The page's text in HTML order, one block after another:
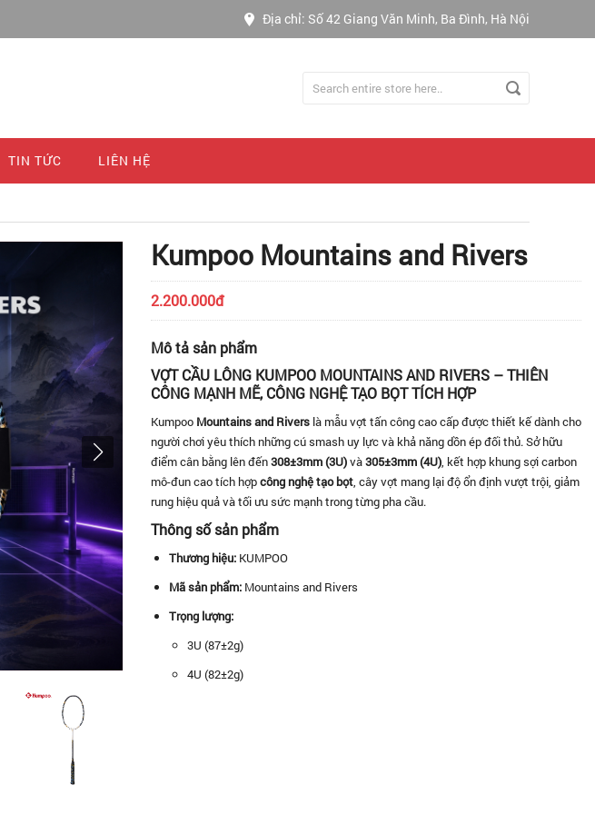
Địa chỉ: Số 42 Giang Văn Minh, Ba Đình, Hà Nội
TIN TỨC LIÊN HỆ
Kumpoo Mountains and Rivers
2.200.000đ
Mô tả sản phẩm
VỢT CẦU LÔNG KUMPOO MOUNTAINS AND RIVERS – THIÊN
CÔNG MẠNH MẼ, CÔNG NGHỆ TẠO BỌT TÍCH HỢP
Kumpoo Mountains and Rivers là mẫu vợt tấn công cao cấp được thiết kế dành cho
người chơi yêu thích những cú smash uy lực và khả năng dồn ép đối thủ. Sở hữu
điểm cân bằng lên đến308±3mm (3U)và305±3mm (4U), kết hợp khung sợi carbon
mô-đun cao tích hợpcông nghệ tạo bọt, cây vợt mang lại độ ổn định vượt trội, giảm
rung hiệu quả và tối ưu sức mạnh trong từng pha cầu.
Thông số sản phẩm
Thương hiệu: KUMPOO
Mã sản phẩm: Mountains and Rivers
Trọng lượng:
3U (87±2g)
4U (82±2g)